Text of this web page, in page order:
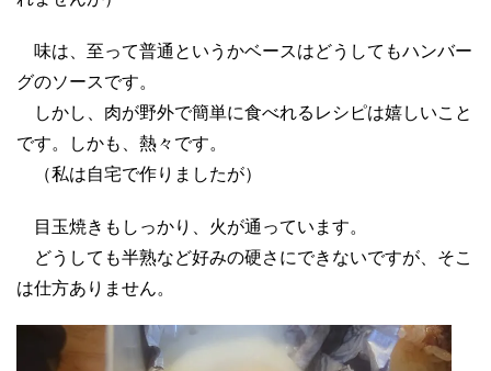
味は、至って普通というかベースはどうしてもハンバー
グのソースです。
しかし、 肉が野外で簡単に食べれるレシピは嬉しいこと
です。
しかも、熱々です。
（私は自宅で作りましたが）
目玉焼きもしっかり、火が通っています。
どうしても半熟など好みの硬さにできないですが、そこ
は仕方ありません。